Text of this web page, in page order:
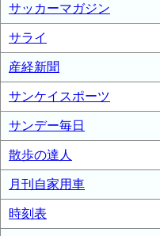
サッカーマガジン
サライ
産経新聞
サンケイスポーツ
サンデー毎日
散歩の達人
月刊自家用車
時刻表